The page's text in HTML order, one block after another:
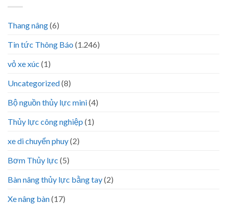
Thang nâng(6)
Tin tức Thông Báo (1.246)
vỏ xe xúc (1)
Uncategorized(8)
Bộ nguồn thủy lực mini(4)
Thủy lực công nghiệp (1)
xe di chuyển phuy(2)
Bơm Thủy lực (5)
Bàn nâng thủy lực bằng tay(2)
Xe nâng bàn(17)